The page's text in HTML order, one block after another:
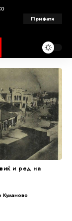
Прифати
и ред на
Куманово